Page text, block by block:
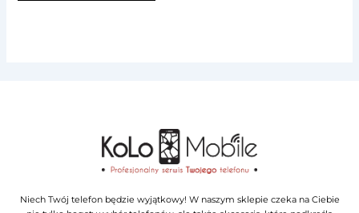
Niech Twój telefon będzie wyjątkowy! W naszym sklepie czeka na Ciebie